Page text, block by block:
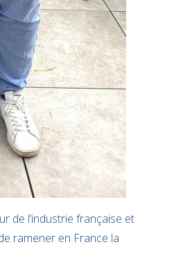
de l’industrie française et
ramener en France la